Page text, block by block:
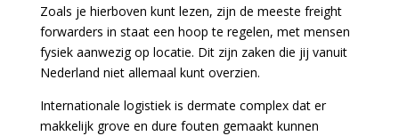
Zoals je hierboven kunt lezen, zijn de meeste freight
forwarders in staat een hoop te regelen, met mensen
fysiek aanwezig op locatie. Dit zijn zaken die jij vanuit
Nederland niet allemaal kunt overzien.
Internationale logistiek is dermate complex dat er
makkelijk grove en dure fouten gemaakt kunnen